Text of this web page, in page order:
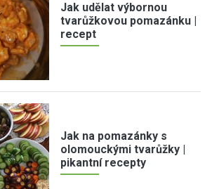
Jak udělat výbornou
tvarůžkovou pomazánku |
recept
Jak na pomazánky s
olomouckými tvarůžky |
pikantní recepty